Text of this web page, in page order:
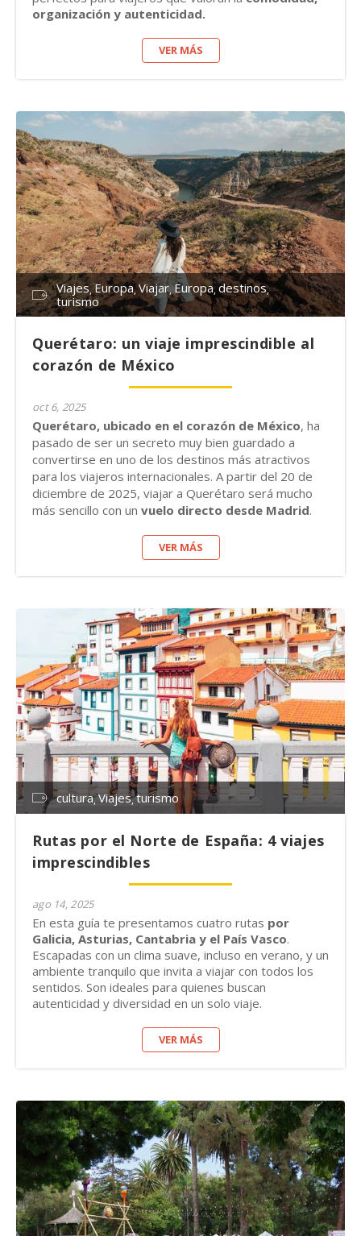
organización y autenticidad.
VER MÁS
Viajes Europa Viajar Europa destinos
turismo
Querétaro: un viaje imprescindible al
corazón de México
oct 6, 2025
Querétaro, ubicado en el corazón de México, ha
pasado de ser un secreto muy bien guardado a
convertirse en uno de los destinos más atractivos
para los viajeros internacionales. A partir del 20 de
diciembre de 2025, viajar a Querétaro será mucho
más sencillo con un vuelo directo desde Madrid.
VER MÁS
cultura Viajes turismo
Rutas por el Norte de España: 4 viajes
imprescindibles
ago 14, 2025
En esta guía te presentamos cuatro rutas por
Galicia, Asturias, Cantabria y el País Vasco.
Escapadas con un clima suave, incluso en verano, y un
ambiente tranquilo que invita a viajar con todos los
sentidos. Son ideales para quienes buscan
autenticidad y diversidad en un solo viaje.
VER MÁS